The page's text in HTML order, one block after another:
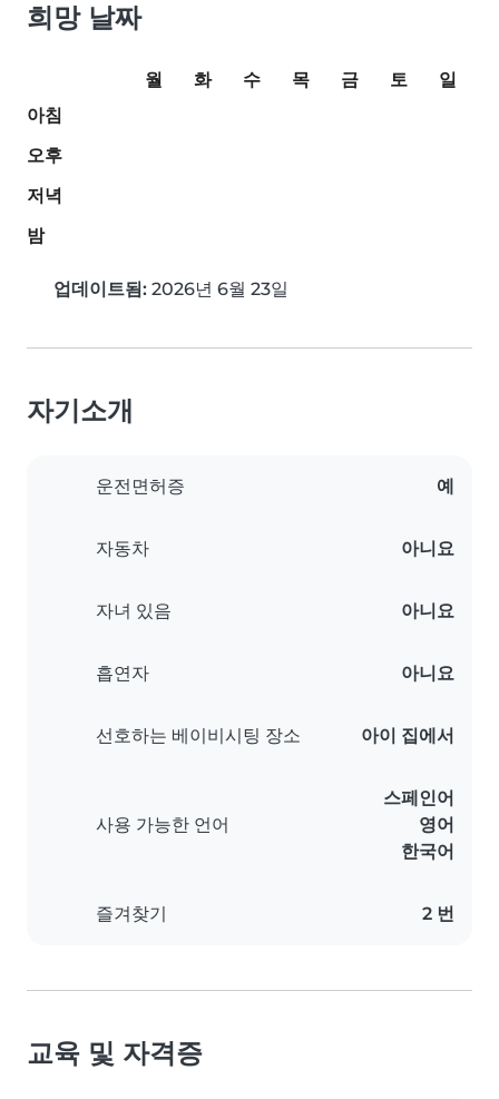
희망 날짜
월 화 수 목 금 토
일
아침
오후
저녁
밤
업데이트됨: 2026년 6월 23일
자기소개
운전면허증 예
자동차 아니요
자녀 있음 아니요
흡연자 아니요
선호하는 베이비시팅 장소 아이 집에서
사용 가능한 언어
스페인어
영어
한국어
즐겨찾기 2 번
교육 및 자격증